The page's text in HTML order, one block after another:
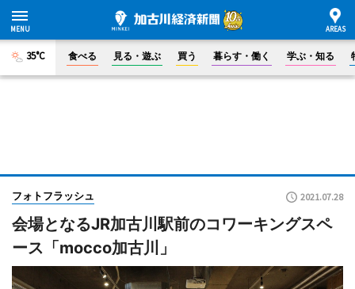
35°C 食べる 見る・遊ぶ 買う 暮らす・働く 学ぶ・知る
フォトフラッシュ 2021.07.28
会場となるJR加古川駅前のコワーキングスペ
ース「mocco加古川」